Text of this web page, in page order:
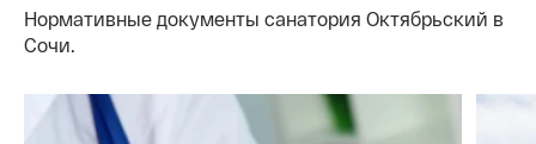
Нормативные документы санатория Октябрьский в
Сочи.